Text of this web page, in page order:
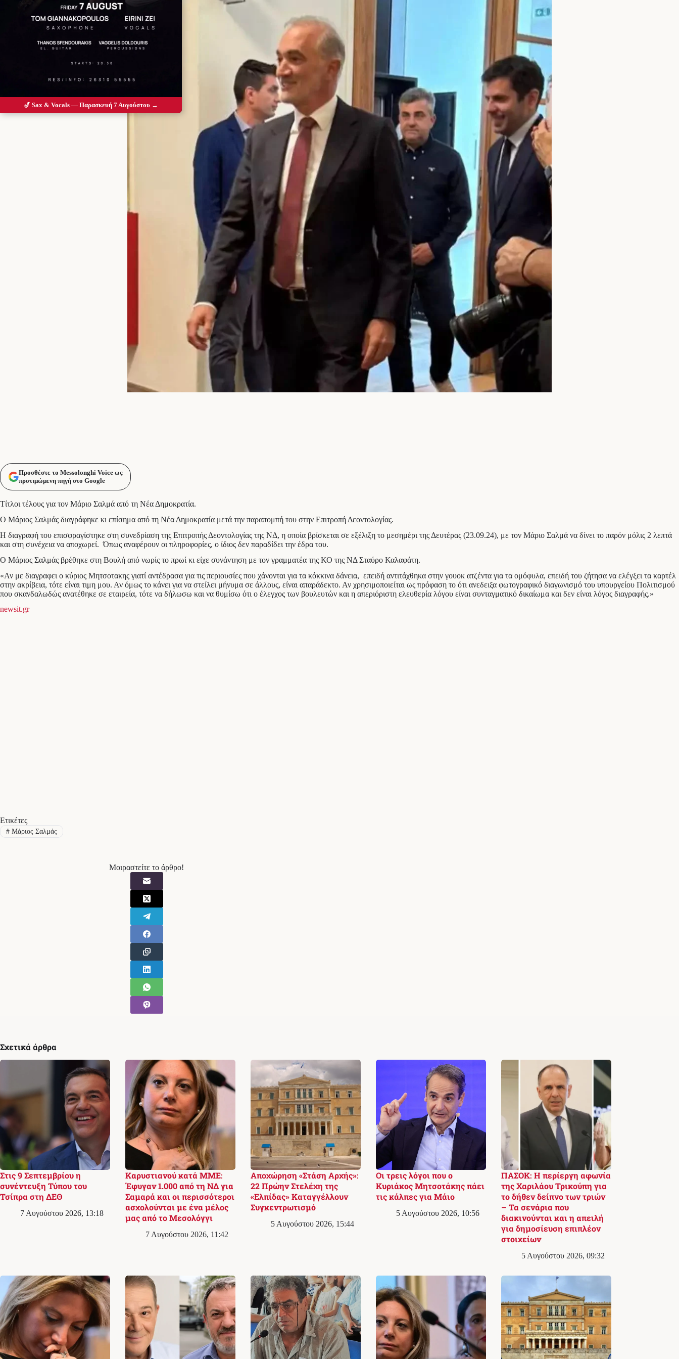
Προσθέστε το Messolonghi Voice ως
προτιμώμενη πηγή στο Google
Τίτλοι τέλους για τον Μάριο Σαλμά από τη Νέα Δημοκρατία.
Ο Μάριος Σαλμάς διαγράφηκε κι επίσημα από τη Νέα Δημοκρατία μετά την παραπομπή του στην Επιτροπή Δεοντολογίας.
Η διαγραφή του επισφραγίστηκε στη συνεδρίαση της Επιτροπής Δεοντολογίας της ΝΔ, η οποία βρίσκεται σε εξέλιξη το μεσημέρι της Δευτέρας (23.09.24), με τον Μάριο Σαλμά να δίνει το παρόν μόλις 2 λεπτά
και στη συνέχεια να αποχωρεί. Όπως αναφέρουν οι πληροφορίες, ο ίδιος δεν παραδίδει την έδρα του.
Ο Μάριος Σαλμάς βρέθηκε στη Βουλή από νωρίς το πρωί κι είχε συνάντηση με τον γραμματέα της ΚΟ της ΝΔ Σταύρο Καλαφάτη.
«Αν με διαγραφει ο κύριος Μητσοτακης γιατί αντέδρασα για τις περιουσίες που χάνονται για τα κόκκινα δάνεια, επειδή αντιτάχθηκα στην γουοκ ατζέντα για τα ομόφυλα, επειδή του ζήτησα να ελέγξει τα καρτέλ
στην ακρίβεια, τότε είναι τιμη μου. Αν όμως το κάνει για να στείλει μήνυμα σε άλλους, είναι απαράδεκτο. Αν χρησιμοποιείται ως πρόφαση το ότι ανεδειξα φωτογραφικό διαγωνισμό του υπουργείου Πολιτισμού
που σκανδαλωδώς ανατέθηκε σε εταιρεία, τότε να δήλωσω και να θυμίσω ότι ο έλεγχος των βουλευτών και η απεριόριστη ελευθερία λόγου είναι συνταγματικό δικαίωμα και δεν είναι λόγος διαγραφής.»
newsit.gr
Ετικέτες
#Μάριος Σαλμάς
Μοιραστείτε το άρθρο!
Σχετικά άρθρα
Στις 9 Σεπτεμβρίου η
συνέντευξη Τύπου του
Τσίπρα στη ΔΕΘ
7 Αυγούστου 2026, 13:18
Καρυστιανού κατά ΜΜΕ:
Έφυγαν 1.000 από τη ΝΔ για
Σαμαρά και οι περισσότεροι
ασχολούνται με ένα μέλος
μας από το Μεσολόγγι
7 Αυγούστου 2026, 11:42
Αποχώρηση «Στάση Αρχής»:
22 Πρώην Στελέχη της
«Ελπίδας» Καταγγέλλουν
Συγκεντρωτισμό
5 Αυγούστου 2026, 15:44
Οι τρεις λόγοι που ο
Κυριάκος Μητσοτάκης πάει
τις κάλπες για Μάιο
5 Αυγούστου 2026, 10:56
ΠΑΣΟΚ: Η περίεργη αφωνία
της Χαριλάου Τρικούπη για
το δήθεν δείπνο των τριών
– Τα σενάρια που
διακινούνται και η απειλή
για δημοσίευση επιπλέον
στοιχείων
5 Αυγούστου 2026, 09:32
🎷 Sax & Vocals — Παρασκευή 7 Αυγούστου →